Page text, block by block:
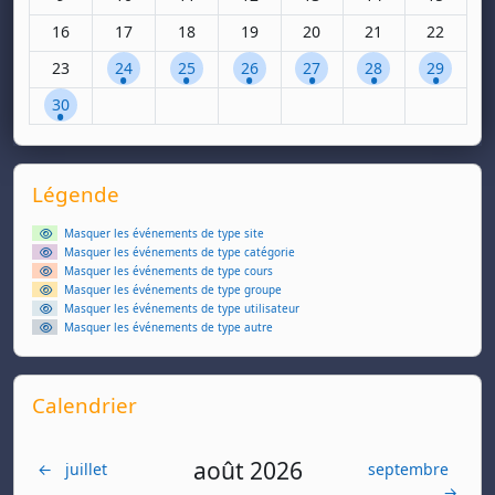
Aucun événement, lundi 16 septembre
16 Aucun événement, mardi 17 septembre
17 Aucun événement, mercredi 18 septembre
18 Aucun événement, jeudi 19
19 Aucun événement,
20 Aucun
21 Aucun
22
Aucun événement, lundi 23 septembre
23 1 événement, mardi 24 septembre
24 1 événement, mercredi 25 septembre
25 1 événement, jeudi 26 septembre
26 1 événement, vendredi 27
27 1 événement,
28 129
1 événement, lundi 30 septembre
30
Supplementary blocks
Passer Légende
Légende
Masquer les événements de type site
Masquer les événements de type catégorie
Masquer les événements de type cours
Masquer les événements de type groupe
Masquer les événements de type utilisateur
Masquer les événements de type autre
Passer Calendrier
Calendrier
← juillet août 2026
septembre